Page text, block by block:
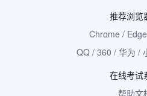
推荐浏览
Chrome /
QQ / 360 / 华为 /
在线考试
帮助文